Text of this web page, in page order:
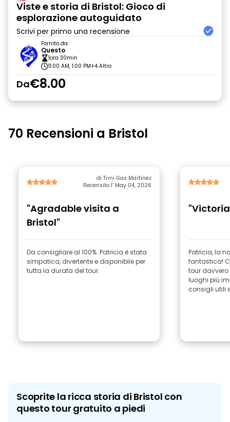
Viste e storia di Bristol: Gioco di
esplorazione autoguidato
Scrivi per primo una recensione
Fornito da
Questo
1ora 30min
11:00 AM, 1:00 PM+4 Altro
Da€8.00
70 Recensioni a Bristol
di Trini Gas Martínez
Recensito l’ May 04, 2026
"Agradable visita a
Bristol"
Da consigliare al 100%. Patricia è stata
simpatica, divertente e disponibile per
tutta la durata del tour.
Patricia, la
fantastica!
tour
luoghi più
consigli utili
Scoprite la ricca storia di Bristol con
questo tour gratuito a piedi